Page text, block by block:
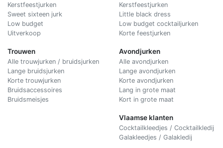
Kerstfeestjurken
Sweet sixteen jurk
Low budget
Uitverkoop
Trouwen
Alle trouwjurken / bruidsjurken
Lange bruidsjurken
Korte trouwjurken
Bruidsaccessoires
Bruidsmeisjes
Kerstfeestjurken
Little black dress
Low budget cocktailjurken
Korte feestjurken
Avondjurken
Alle avondjurken
Lange avondjurken
Korte avondjurken
Lang in grote maat
Kort in grote maat
Vlaamse klanten
Cocktailkleedjes / Cocktailkledij
Galakleedjes / Galakledij